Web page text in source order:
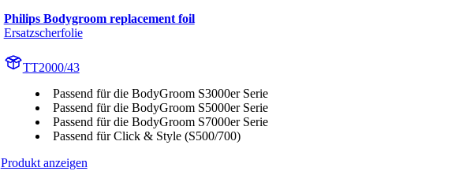
Philips Bodygroom replacement foil
Ersatzscherfolie
TT2000/43
Passend für die BodyGroom S3000er Serie
Passend für die BodyGroom S5000er Serie
Passend für die BodyGroom S7000er Serie
Passend für Click & Style (S500/700)
Produkt anzeigen